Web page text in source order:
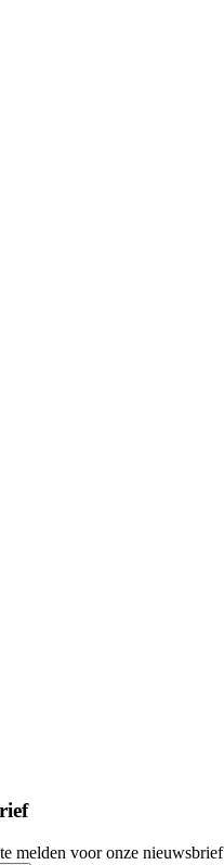
melden voor onze nieuwsbrief